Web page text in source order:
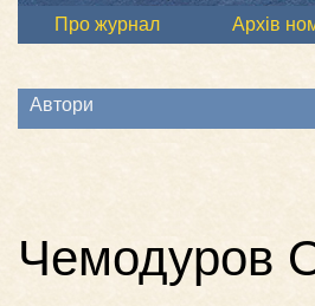
Про журнал Архів
Автори
Чемодуров